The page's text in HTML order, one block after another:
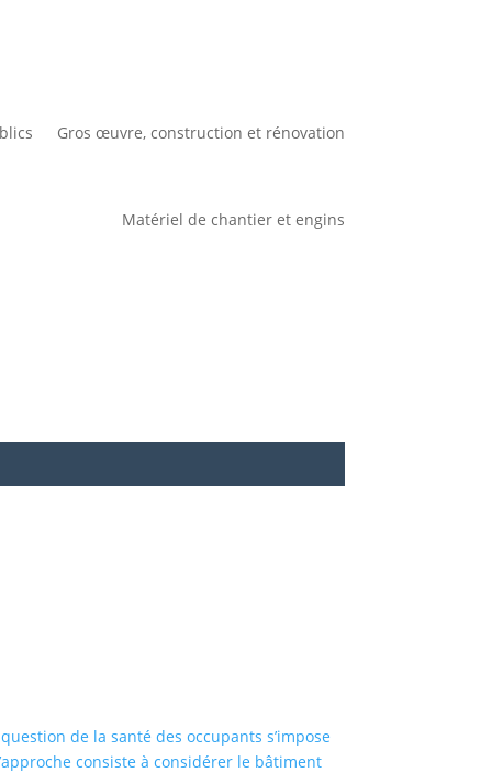
Gros œuvre, construction et rénovation
Matériel de chantier et engins
de la santé des occupants s’impose
consiste à considérer le bâtiment